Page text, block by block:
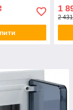
для
1
2